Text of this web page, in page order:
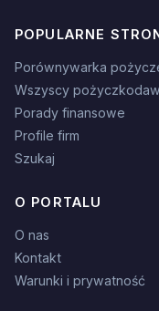
POPULARNE
Porównywarka
Wszyscy
Porady finansowe
Profile firm
Szukaj
O PORTALU
O nas
Kontakt
Warunki i prywatność